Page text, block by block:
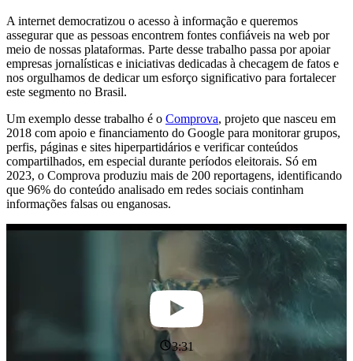
A internet democratizou o acesso à informação e queremos
assegurar que as pessoas encontrem fontes confiáveis na web por
meio de nossas plataformas. Parte desse trabalho passa por apoiar
empresas jornalísticas e iniciativas dedicadas à checagem de fatos e
nos orgulhamos de dedicar um esforço significativo para fortalecer
este segmento no Brasil.
Um exemplo desse trabalho é o Comprova, projeto que nasceu em
2018 com apoio e financiamento do Google para monitorar grupos,
perfis, páginas e sites hiperpartidários e verificar conteúdos
compartilhados, em especial durante períodos eleitorais. Só em
2023, o Comprova produziu mais de 200 reportagens, identificando
que 96% do conteúdo analisado em redes sociais continham
informações falsas ou enganosas.
3:31